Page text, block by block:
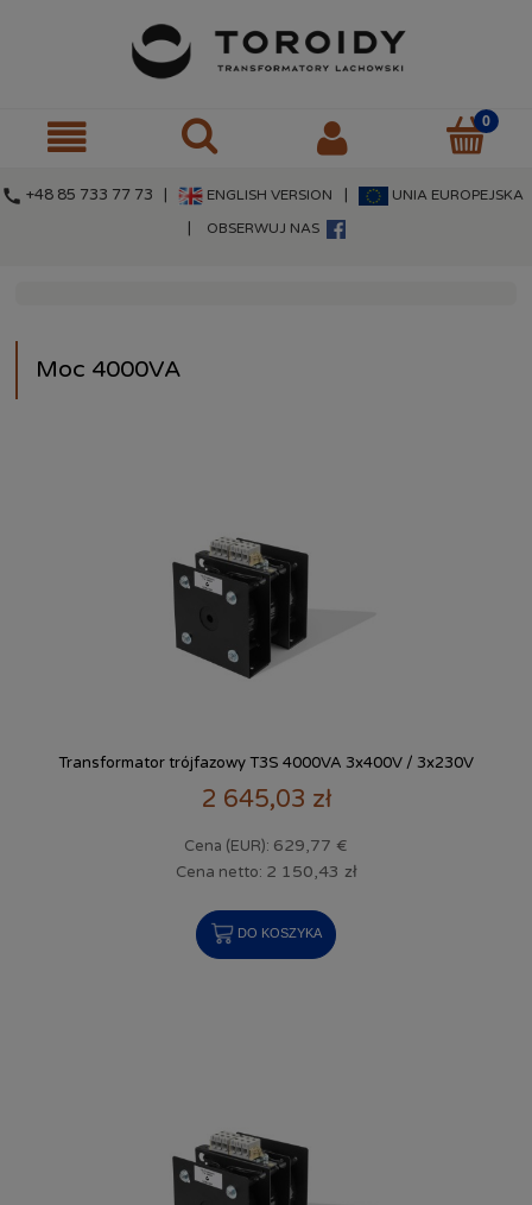
call +48 85 733 77 73 | ENGLISH VERSION UNIA EUROPEJSKA
OBSERWUJ NAS
Moc 4000VA
Transformator trójfazowy T3S 4000VA 3x400V / 3x230V
2 645,03 zł
Cena (EUR): 629,77 €
Cena netto: 2 150,43 zł
DO KOSZYKA